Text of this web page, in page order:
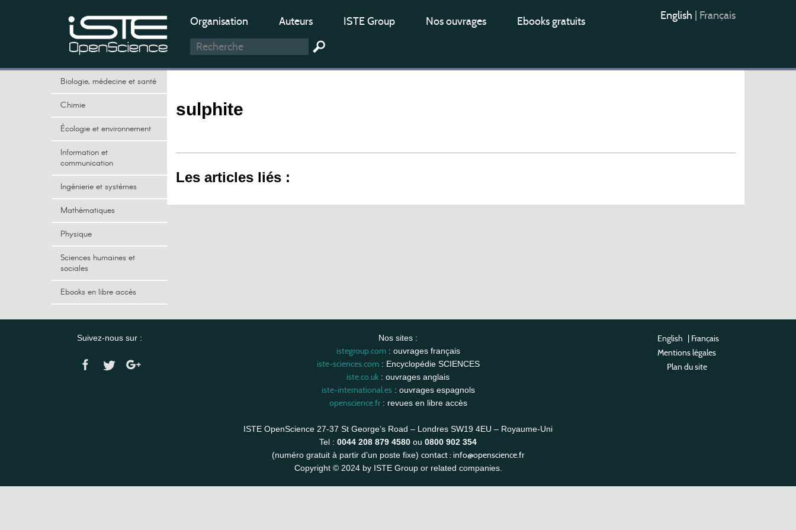
Organisation Auteurs ISTE Group Nos ouvrages Ebooks gratuits English Français
Biologie, médecine et santé
Chimie
Écologie et environnement
Information et
communication
Ingénierie et systèmes
Mathématiques
Physique
Sciences humaines et
sociales
Ebooks en libre accès
sulphite
Les articles liés :
Suivez-nous sur : Nos sites :
istegroup.com: ouvrages français
iste-sciences.com: Encyclopédie SCIENCES
iste.co.uk : ouvrages anglais
iste-international.es: ouvrages espagnols
openscience.fr: revues en libre accès
ISTE OpenScience 27-37 St George’s Road – Londres SW19 4EU – Royaume-Uni
Tel : 0044 208 879 4580 ou 0800 902 354
(numéro gratuit à partir d’un poste fixe) contact : info@openscience.fr
Copyright © 2024 by ISTE Group or related companies.
English | Français
Mentions légales
Plan du site